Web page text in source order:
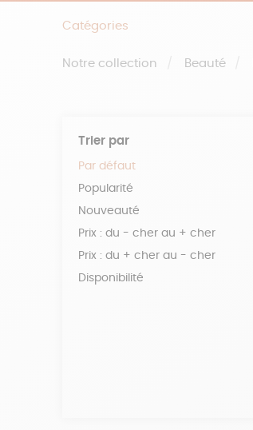
Catégories
Notre collection Beauté
Trier par
Par défaut
Popularité
Nouveauté
Prix : du - cher au + cher
Prix : du + cher au - cher
Disponibilité